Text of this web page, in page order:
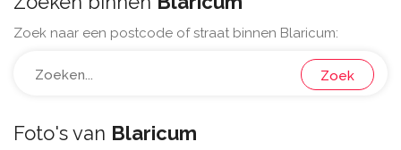
Zoek naar een postcode of straat binnen Blaricum:
Zoek
Foto's van Blaricum